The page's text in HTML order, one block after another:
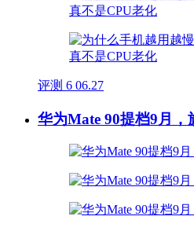
评测 6 06.27
华为Mate 90提档9月，